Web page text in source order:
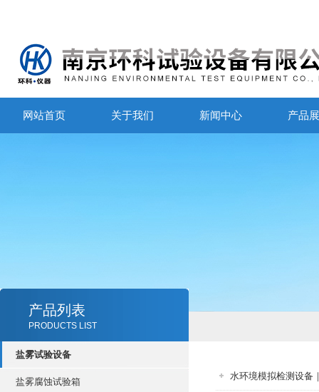
网站首页 关于我们 新闻中心 产品
产品列表
PRODUCTS LIST
盐雾试验设备
盐雾腐蚀试验箱
水环境模拟检测设备